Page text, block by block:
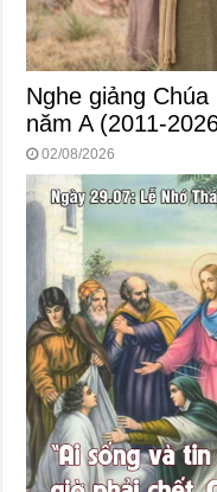
Nghe giảng
năm A (2011-
02/08/2026